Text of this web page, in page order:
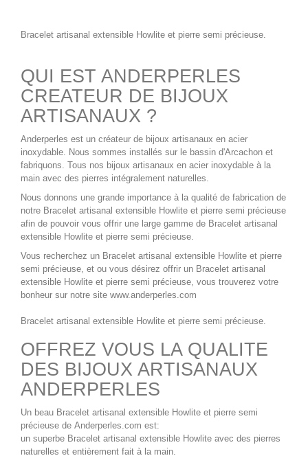
Bracelet artisanal extensible Howlite et pierre semi précieuse.
QUI EST ANDERPERLES
CREATEUR DE BIJOUX
ARTISANAUX ?
Anderperles est un créateur de bijoux artisanaux en acier
inoxydable. Nous sommes installés sur le bassin d'Arcachon et
fabriquons. Tous nos bijoux artisanaux en acier inoxydable à la
main avec des pierres intégralement naturelles.
Nous donnons une grande importance à la qualité de fabrication de
notre Bracelet artisanal extensible Howlite et pierre semi précieuse
afin de pouvoir vous offrir une large gamme de Bracelet artisanal
extensible Howlite et pierre semi précieuse.
Vous recherchez un Bracelet artisanal extensible Howlite et pierre
semi précieuse, et ou vous désirez offrir un Bracelet artisanal
extensible Howlite et pierre semi précieuse, vous trouverez votre
bonheur sur notre site www.anderperles.com
Bracelet artisanal extensible Howlite et pierre semi précieuse.
OFFREZ VOUS LA QUALITE
DES BIJOUX ARTISANAUX
ANDERPERLES
Un beau Bracelet artisanal extensible Howlite et pierre semi
précieuse de Anderperles.com est:
un superbe Bracelet artisanal extensible Howlite avec des pierres
naturelles et entièrement fait à la main.